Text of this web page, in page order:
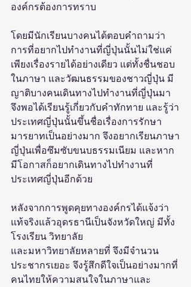
องค์กรต้องการทราบ
โดยมีนักเรียนบางคนได้ตอบคำถามว่า
การที่อยากไปทำงานที่ญี่ปุ่นนั้นไม่ใช่แค่
เพียงเรื่องรายได้อย่างเดียว แต่ทั้งชื่นชอบ
ในภาษา และวัฒนธรรมของชาวญี่ปุ่น มี
ญาติบางคนเดินทางไปทำงานที่ญี่ปุ่นมา
จึงพอได้เรียนรู้เกี่ยวกับคำทักทาย และรู้ว่า
ประเทศญี่ปุ่นนั้นขึ้นชื่อเรื่องการรักษา
มารยาทเป็นอย่างมาก จึงอยากเรียนภาษา
ญี่ปุ่นเพื่อซึมซับขนบธรรมเนียม และหาก
มีโอกาสก็อยากเดินทางไปทำงานที่
ประเทศญี่ปุ่นอีกด้วย
หลังจากการพูดคุยทางองค์กรได้แจ้งว่า
แท้จริงแล้วอุดรธานีเป็นจังหวัดใหญ่ มีทั้ง
โรงเรียน วิทยาลัย
และมหาวิทยาลัยหลายที่ จึงมีจำนวน
ประชากรเยอะ จึงรู้สึกดีใจเป็นอย่างมากที่
คนไทยให้ความสนใจในภาษาและ